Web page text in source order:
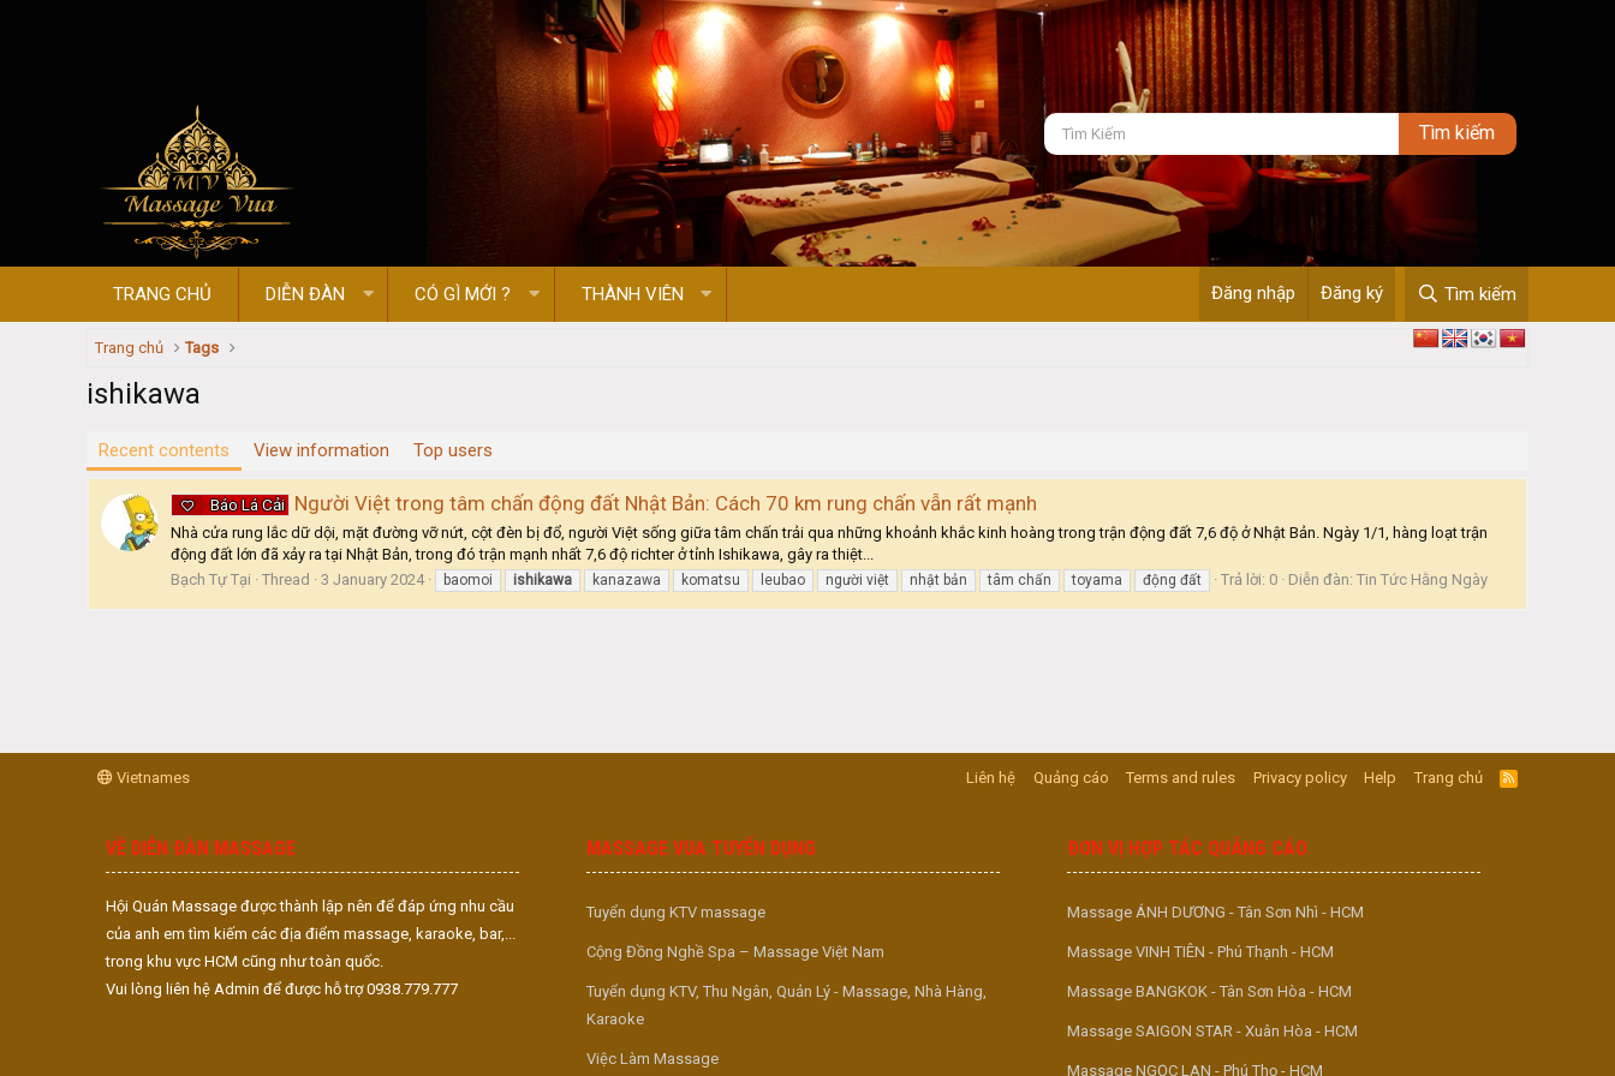
TRANG CHỦ DIỄN ĐÀN CÓ GÌ MỚI ? THÀNH VIÊN Đăng nhập Đăng ký Tìm kiếm
Trang chủ Tags
ishikawa
Recent contents View information Top users
Báo Lá Cải Người Việt trong tâm chấn động đất Nhật Bản: Cách 70 km rung chấn vẫn rất mạnh
Nhà cửa rung lắc dữ dội, mặt đường vỡ nứt, cột đèn bị đổ, người Việt sống giữa tâm chấn trải qua những khoảnh khắc kinh hoàng trong trận động đất 7,6 độ ở Nhật Bản. Ngày 1/1, hàng loạt trận
động đất lớn đã xảy ra tại Nhật Bản, trong đó trận mạnh nhất 7,6 độ richter ở tỉnh Ishikawa, gây ra thiệt...
Bạch Tự Tại
Thread 3 January 2024 baomoi ishikawa kanazawa komatsu leubao người việt nhật bản tâm chấn toyama động đất Trả lời: 0 Diễn đàn: Tin Tức Hằng Ngày
Vietnames Liên hệ Quảng cáo Terms and rules Privacy policy Help Trang chủ
R
S
VỀ DIỄN ĐÀN MASSAGE
Hội Quán Massage được thành lập nên để đáp ứng nhu cầu
của anh em tìm kiếm các địa điểm massage, karaoke, bar,...
trong khu vực HCM cũng như toàn quốc.
Vui lòng liên hệ Admin để được hỗ trợ 0938.779.777
MASSAGE VUA TUYỂN DỤNG
Tuyển dụng KTV massage
Cộng Đồng Nghề Spa – Massage Việt Nam
Tuyển dụng KTV, Thu Ngân, Quản Lý - Massage, Nhà Hàng,
Karaoke
Việc Làm Massage
ĐƠN VỊ HỢP TÁC QUẢNG CÁO
Massage ÁNH DƯƠNG - Tân Sơn Nhì - HCM
Massage VINH TIÊN - Phú Thạnh - HCM
Massage BANGKOK - Tân Sơn Hòa - HCM
Massage SAIGON STAR - Xuân Hòa - HCM
Massage NGỌC LAN - Phú Thọ - HCM